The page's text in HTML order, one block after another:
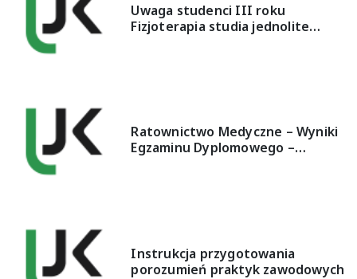
Uwaga studenci III roku
Fizjoterapia studia jednolite…
Ratownictwo Medyczne – Wyniki
Egzaminu Dyplomowego –…
Instrukcja przygotowania
porozumień praktyk zawodowych